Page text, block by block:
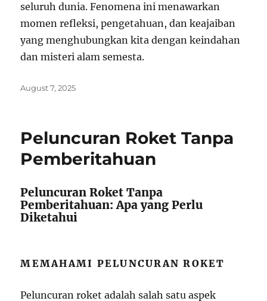
seluruh dunia. Fenomena ini menawarkan
momen refleksi, pengetahuan, dan keajaiban
yang menghubungkan kita dengan keindahan
dan misteri alam semesta.
Posted
August 7, 2025
Peluncuran Roket Tanpa
Pemberitahuan
Peluncuran Roket Tanpa
Pemberitahuan: Apa yang Perlu
Diketahui
MEMAHAMI PELUNCURAN ROKET
Peluncuran roket adalah salah satu aspek